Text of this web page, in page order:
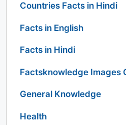
Countries Facts in Hindi
Facts in English
Facts in Hindi
Factsknowledge Images
General Knowledge
Health